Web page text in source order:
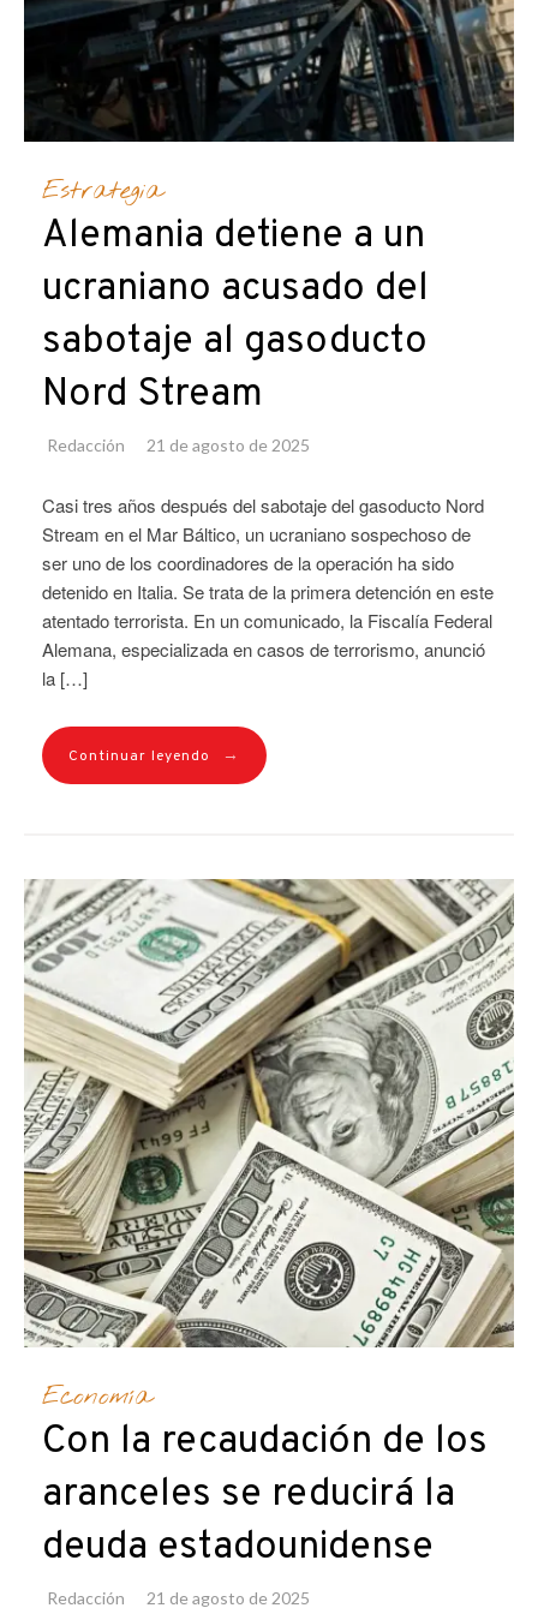
Estrategia
Alemania detiene a un
ucraniano acusado del
sabotaje al gasoducto
Nord Stream
Redacción 21 de agosto de 2025
Casi tres años después del sabotaje del gasoducto Nord
Stream en el Mar Báltico, un ucraniano sospechoso de
ser uno de los coordinadores de la operación ha sido
detenido en Italia. Se trata de la primera detención en este
atentado terrorista. En un comunicado, la Fiscalía Federal
Alemana, especializada en casos de terrorismo, anunció
la […]
Continuar leyendo →
Economía
Con la recaudación de los
aranceles se reducirá la
deuda estadounidense
Redacción 21 de agosto de 2025